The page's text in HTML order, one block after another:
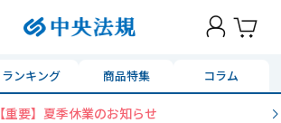
ランキング 商品特集 コラム
【重要】夏季休業のお知らせ